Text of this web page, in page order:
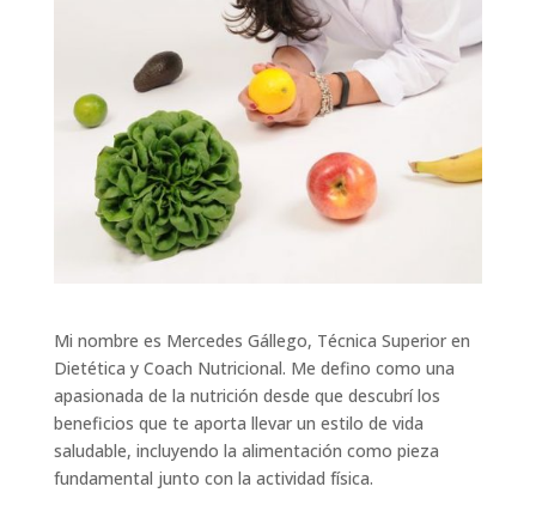
Mi nombre es Mercedes Gállego, Técnica Superior en
Dietética y Coach Nutricional. Me defino como una
apasionada de la nutrición desde que descubrí los
beneficios que te aporta llevar un estilo de vida
saludable, incluyendo la alimentación como pieza
fundamental junto con la actividad física.